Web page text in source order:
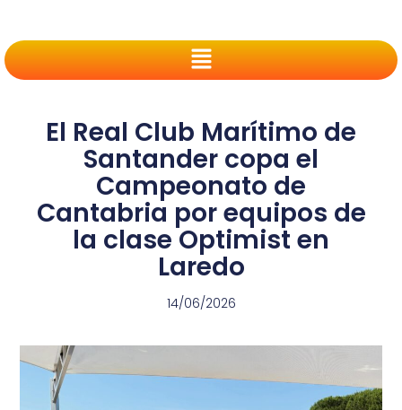
El Real Club Marítimo de
Santander copa el
Campeonato de
Cantabria por equipos de
la clase Optimist en
Laredo
14/06/2026